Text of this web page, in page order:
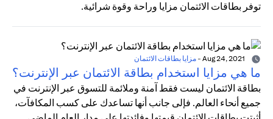
توفر بطاقات الائتمان مزايا وراحة وقوة شرائية.
- مزايا بطاقات الائتمان
ما هي مزايا استخدام بطاقة الائتمان عبر الإنترنت؟
بطاقة الائتمان ليست فقط آمنة وملائمة للتسوق عبر الإنترنت في
جميع أنحاء العالم. فإلى جانب أنها تساعدك على كسب المكافآت،